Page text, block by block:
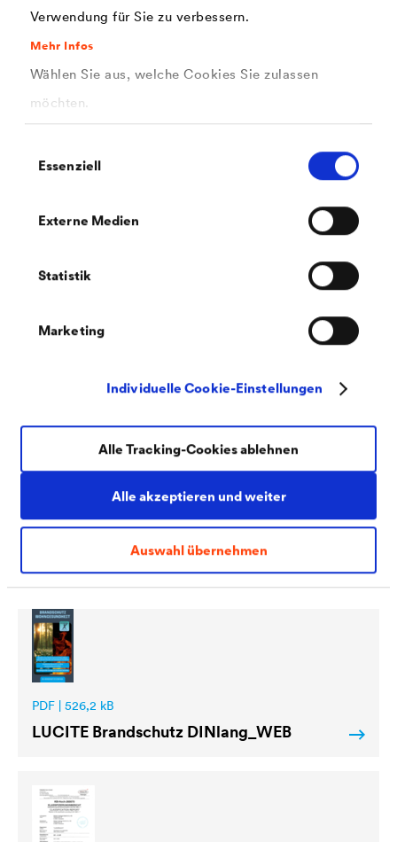
Verwendung für Sie zu verbessern.
Mehr Infos
Wählen Sie aus, welche Cookies Sie zulassen
möchten.
Essenziell
Externe Medien
Statistik
Marketing
Individuelle Cookie-Einstellungen
Alle akzeptieren und weiter
Auswahl übernehmen
Alle Tracking-Cookies ablehnen
PDF | 142,4 kB
MineralFix (DE-DE)
PDF | 656,8 kB
® Lieferprogramm
PDF | 526,2 kB
LUCITE Brandschutz DINlang_WEB